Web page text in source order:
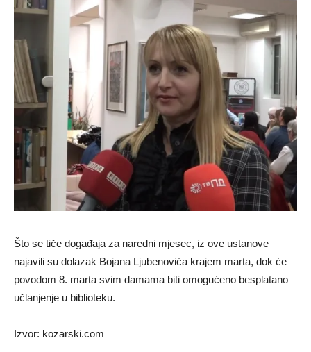
Što se tiče događaja za naredni mjesec, iz ove ustanove
najavili su dolazak Bojana Ljubenovića krajem marta, dok će
povodom 8. marta svim damama biti omogućeno besplatano
učlanjenje u biblioteku.
Izvor: kozarski.com